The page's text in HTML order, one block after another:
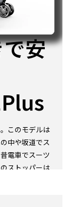
安
。このモデルは
中や坂道でス
電車でスーツ
ストッパーは
撃